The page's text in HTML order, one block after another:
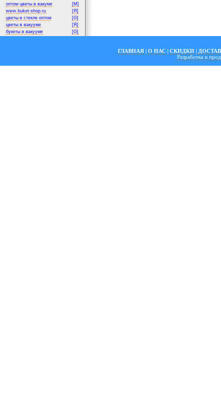
оптом цветы в вакуме
[M]
www.buket-shop.ru
[Я]
цветы в стекле оптом
[G]
цветы в вакууме
[Я]
букеты в вакууме
[G]
ГЛАВНАЯ | О НАС | СКИДКИ |
Разработка и